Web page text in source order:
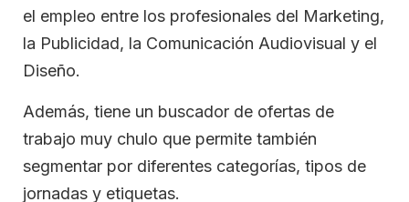
el empleo entre los profesionales del Marketing,
la Publicidad, la Comunicación Audiovisual y el
Diseño.
Además, tiene un buscador de ofertas de
trabajo muy chulo que permite también
segmentar por diferentes categorías, tipos de
jornadas y etiquetas.